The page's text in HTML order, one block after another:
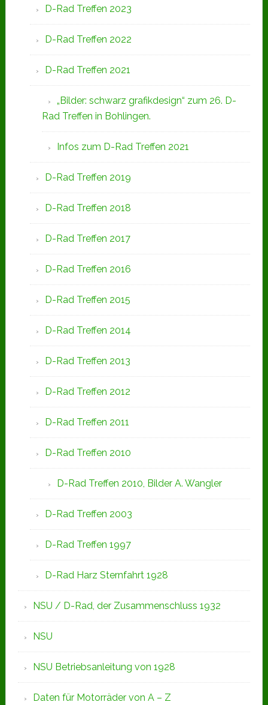
D-Rad Treffen 2023
D-Rad Treffen 2022
D-Rad Treffen 2021
„Bilder: schwarz grafikdesign“ zum 26. D-
Rad Treffen in Bohlingen.
Infos zum D-Rad Treffen 2021
D-Rad Treffen 2019
D-Rad Treffen 2018
D-Rad Treffen 2017
D-Rad Treffen 2016
D-Rad Treffen 2015
D-Rad Treffen 2014
D-Rad Treffen 2013
D-Rad Treffen 2012
D-Rad Treffen 2011
D-Rad Treffen 2010
D-Rad Treffen 2010, Bilder A. Wangler
D-Rad Treffen 2003
D-Rad Treffen 1997
D-Rad Harz Sternfahrt 1928
NSU / D-Rad, der Zusammenschluss 1932
NSU
NSU Betriebsanleitung von 1928
Daten für Motorräder von A – Z